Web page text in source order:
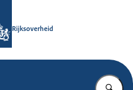
Rijksoverheid